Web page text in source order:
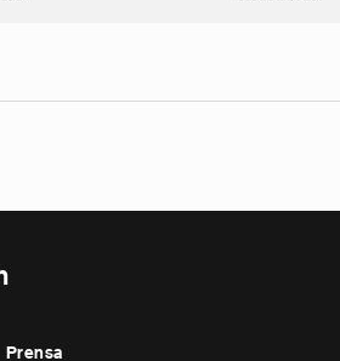
ascendente
Prensa